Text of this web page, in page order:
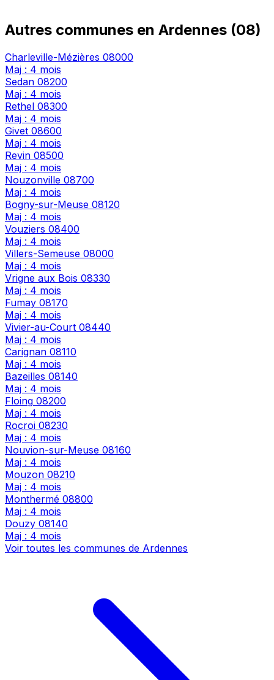
Autres communes en Ardennes (08)
Charleville-Mézières 08000
Maj : 4 mois
Sedan 08200
Maj : 4 mois
Rethel 08300
Maj : 4 mois
Givet 08600
Maj : 4 mois
Revin 08500
Maj : 4 mois
Nouzonville 08700
Maj : 4 mois
Bogny-sur-Meuse 08120
Maj : 4 mois
Vouziers 08400
Maj : 4 mois
Villers-Semeuse 08000
Maj : 4 mois
Vrigne aux Bois 08330
Maj : 4 mois
Fumay 08170
Maj : 4 mois
Vivier-au-Court 08440
Maj : 4 mois
Carignan 08110
Maj : 4 mois
Bazeilles 08140
Maj : 4 mois
Floing 08200
Maj : 4 mois
Rocroi 08230
Maj : 4 mois
Nouvion-sur-Meuse 08160
Maj : 4 mois
Mouzon 08210
Maj : 4 mois
Monthermé 08800
Maj : 4 mois
Douzy 08140
Maj : 4 mois
Voir toutes les communes de Ardennes